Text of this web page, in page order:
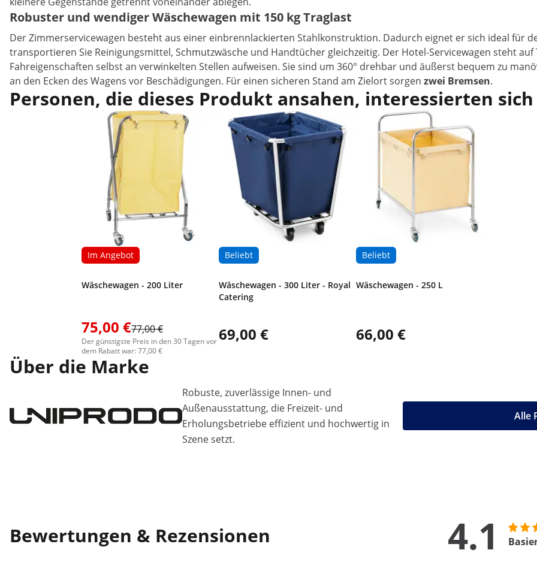
Robuster und wendiger Wäschewagen mit 150 kg Traglast
Der Zimmerservicewagen besteht aus einer einbrennlackierten Stahlkonstruktion. Dadurch eignet er sich ideal für
transportieren Sie Reinigungsmittel, Schmutzwäsche und Handtücher gleichzeitig. Der Hotel-Servicewagen steht
Fahreigenschaften selbst an verwinkelten Stellen aufweisen. Sie sind um 360° drehbar und äußerst bequem zu
an den Ecken des Wagens vor Beschädigungen. Für einen sicheren Stand am Zielort sorgen zwei Bremsen.
Personen, die dieses Produkt ansahen, interessierten
Im Angebot
Wäschewagen - 200 Liter
75,00 €77,00 €
Der günstigste Preis in den 30 Tagen vor
dem Rabatt war: 77,00 €
Beliebt
Wäschewagen - 300 Liter - Royal
Catering
69,00 €
Beliebt
Wäschewagen - 250 L
66,00 €
Über die Marke
Robuste, zuverlässige Innen- und
Außenausstattung, die Freizeit- und
Erholungsbetriebe effizient und hochwertig in
Szene setzt.
Alle
Bewertungen & Rezensionen 4.1